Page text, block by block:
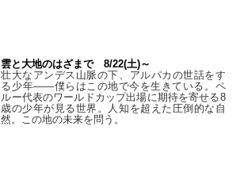
雲と大地のはざまで 8/22(土)～
壮大なアンデス山脈の下、アルパカの世話をす
る少年――僕らはこの地で今を生きている。ペ
ルー代表のワールドカップ出場に期待を寄せる8
歳の少年が見る世界。人知を超えた圧倒的な自
然。この地の未来を問う。